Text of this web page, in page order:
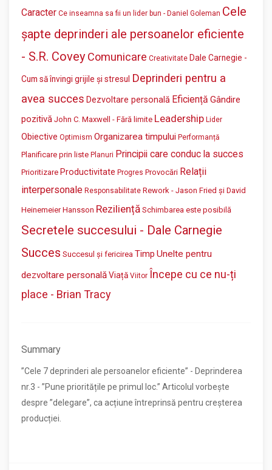
Caracter Ce inseamna sa fii un lider bun - Daniel Goleman Cele
șapte deprinderi ale persoanelor eficiente
- S.R. CoveyComunicare Creativitate Dale Carnegie -
Cum să învingi grijile și stresul Deprinderi pentru a
avea succes Dezvoltare personală Eficiență Gândire
pozitivă John C. Maxwell - Fără limite Leadership Lider
Obiective Optimism Organizarea timpului Performanță
Planificare prin liste Planuri Principii care conduc la succes
Prioritizare Productivitate Progres Provocări Relații
interpersonale Responsabilitate Rework - Jason Fried și David
Heinemeier Hansson Reziliență Schimbarea este posibilă
Secretele succesului - Dale Carnegie
Succes Succesul și fericirea Timp Unelte pentru
dezvoltare personalăViață Viitor Începe cu ce nu-ți
place - Brian Tracy
Summary
”Cele 7 deprinderi ale persoanelor eficiente” - Deprinderea
nr.3 - ”Pune prioritățile pe primul loc.” Articolul vorbește
despre ”delegare”, ca acțiune întreprinsă pentru creșterea
producției.